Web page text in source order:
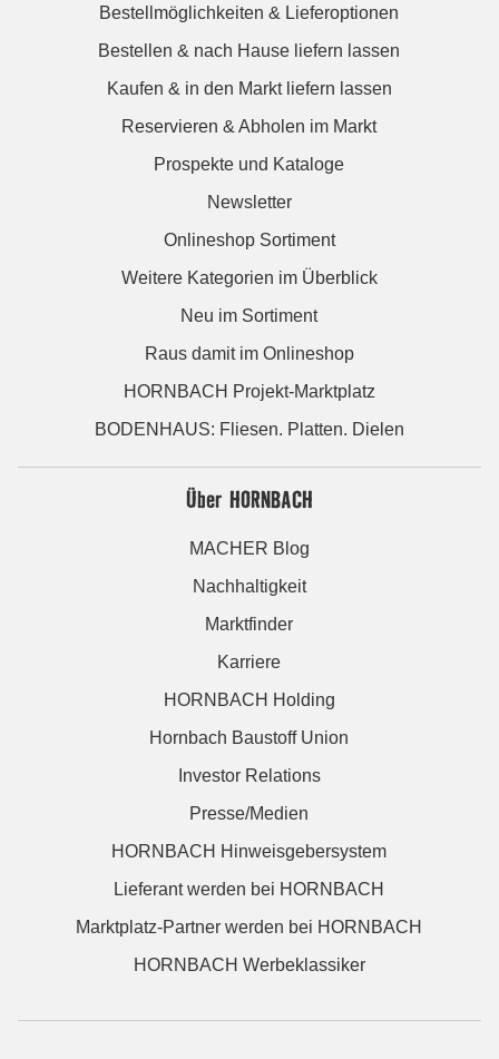
Bestellmöglichkeiten & Lieferoptionen
Bestellen & nach Hause liefern lassen
Kaufen & in den Markt liefern lassen
Reservieren & Abholen im Markt
Prospekte und Kataloge
Newsletter
Onlineshop Sortiment
Weitere Kategorien im Überblick
Neu im Sortiment
Raus damit im Onlineshop
HORNBACH Projekt-Marktplatz
BODENHAUS: Fliesen. Platten. Dielen
Über HORNBACH
MACHER Blog
Nachhaltigkeit
Marktfinder
Karriere
HORNBACH Holding
Hornbach Baustoff Union
Investor Relations
Presse/Medien
HORNBACH Hinweisgebersystem
Lieferant werden bei HORNBACH
Marktplatz-Partner werden bei HORNBACH
HORNBACH Werbeklassiker